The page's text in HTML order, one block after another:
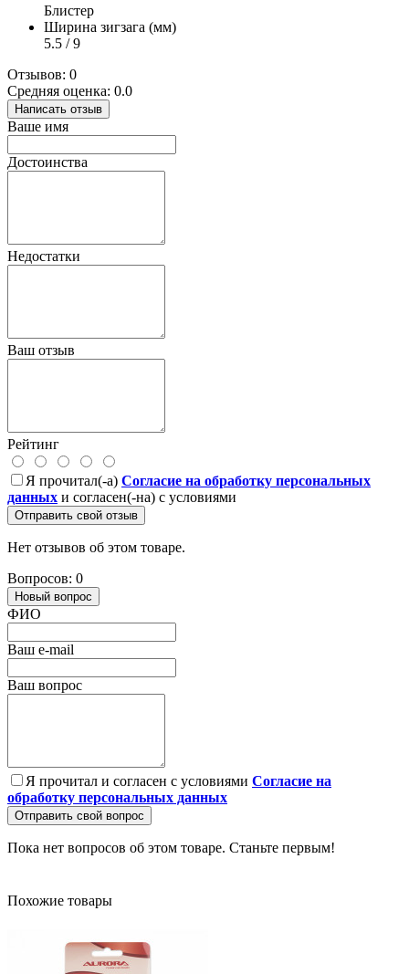
Блистер
Ширина зигзага (мм)
5.5 / 9
Отзывов: 0
Средняя оценка: 0.0
Написать отзыв
Ваше имя
Достоинства
Недостатки
Ваш отзыв
Рейтинг
Я прочитал(-а) Согласие на обработку персональных
данных и согласен(-на) с условиями
Отправить свой отзыв
Нет отзывов об этом товаре.
Вопросов: 0
Новый вопрос
ФИО
Ваш e-mail
Ваш вопрос
Я прочитал и согласен с условиями Согласие на
обработку персональных данных
Отправить свой вопрос
Пока нет вопросов об этом товаре. Станьте первым!
Похожие товары